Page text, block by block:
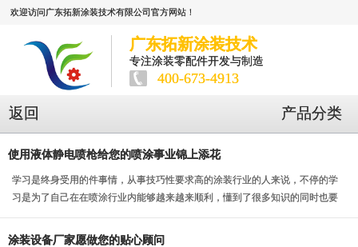
欢迎访问广东拓新涂装技术有限公司官方网站！
广东拓新涂装技术
专注涂装零配件开发与制造
400-673-4913
返回 产品分类
使用液体静电喷枪给您的喷涂事业锦上添花
学习是终身受用的件事情，从事技巧性要求高的涂装行业的人来说，不停的学
习是为了自己在在喷涂行业内能够越来越来顺利，懂到了很多知识的同时也要
涂装设备厂家愿做您的贴心顾问